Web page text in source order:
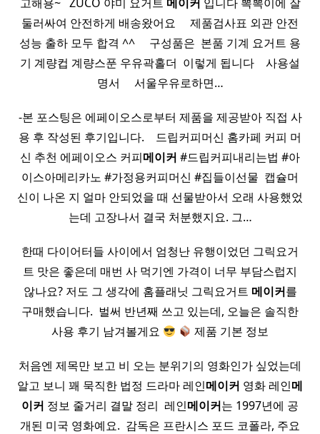
둘러싸여 안전하게 배송왔어요 ​ ​ ​ ​ 제품검사표 외관 안전
성능 출하 모두 합격 ^^ ​ ​ ​ ​ 구성품은 ​ 본품 기계 요거트 용
기 계량컵 계량스푼 우유곽홀더 ​ 이렇게 됩니다 ​ ​ ​ 사용설
명서 ​ ​ ​ ​ 서울우유로하면…
-본 포스팅은 에페이오스로부터 제품을 제공받아 직접 사
용 후 작성된 후기입니다. ​ ​ ​ 드립커피머신 홈카페 커피 머
신 추천 에페이오스 커피메이커 #드립커피내리는법 #아
이스아메리카노 #가정용커피머신 #집들이선물 ​ 캡슐머
신이 나온 지 얼마 안되었을 때 선물받아서 오래 사용했었
는데 고장나서 결국 처분했지요. 그…
한때 다이어터들 사이에서 엄청난 유행이었던 그릭요거
트 맛은 좋은데 매번 사 먹기엔 가격이 너무 부담스럽지
않나요? 저도 그 생각에 홈플래닛 그릭요거트 메이커를
구매했습니다. ​ 벌써 반년째 쓰고 있는데, 오늘은 솔직한
사용 후기 남겨볼게요
제품 기본 정보
처음엔 제목만 보고 비 오는 분위기의 영화인가 싶었는데
알고 보니 꽤 묵직한 법정 드라마 레인메이커 영화 레인메
이커 정보 줄거리 결말 정리 ​ 레인메이커는 1997년에 공
개된 미국 영화예요. ​ 감독은 프란시스 포드 코폴라, 주요